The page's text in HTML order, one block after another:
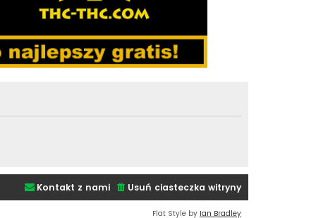
Usuń ciasteczka witryny
Kontakt z nami
Flat Style by Ian Bradley